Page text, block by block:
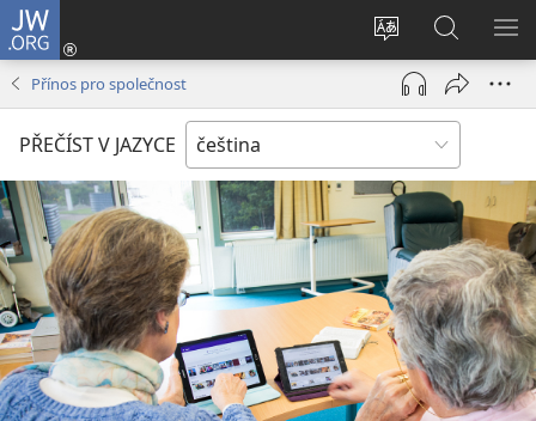
JW.ORG
Změnit
jazyk
stránek
Přihlásit
se
(otevřeno
okno)
Hledat
na
JW.ORG
Přínos pro společnost
PŘEČÍST V JAZYCE